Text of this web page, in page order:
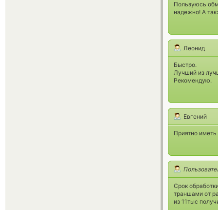
Пользуюсь
надежно! А
Леонид
Быстро.
Лучший из
Рекомендую.
Евгений
Приятно иметь
Срок
траншами от
из 11тыс